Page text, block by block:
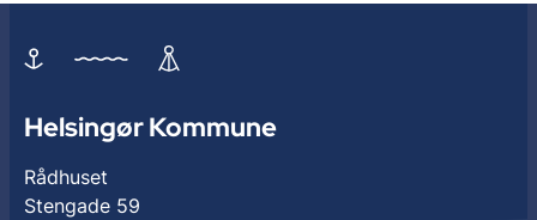
Helsingør Kommune
Rådhuset
Stengade 59